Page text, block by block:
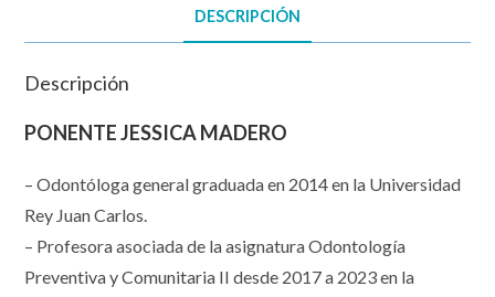
DESCRIPCIÓN
Descripción
PONENTE JESSICA MADERO
– Odontóloga general graduada en 2014 en la Universidad
Rey Juan Carlos.
– Profesora asociada de la asignatura Odontología
Preventiva y Comunitaria II desde 2017 a 2023 en la